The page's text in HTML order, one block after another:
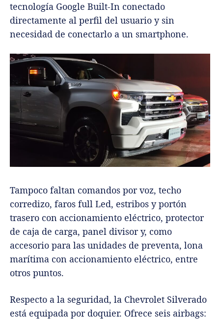
tecnología Google Built-In conectado
directamente al perfil del usuario y sin
necesidad de conectarlo a un smartphone.
Tampoco faltan comandos por voz, techo
corredizo, faros full Led, estribos y portón
trasero con accionamiento eléctrico, protector
de caja de carga, panel divisor y, como
accesorio para las unidades de preventa, lona
marítima con accionamiento eléctrico, entre
otros puntos.
Respecto a la seguridad, la Chevrolet Silverado
está equipada por doquier. Ofrece seis airbags: